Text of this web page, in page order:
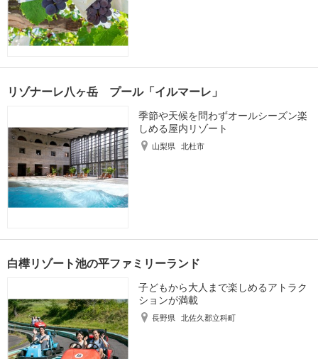
リゾナーレ八ヶ岳 プール「イルマーレ」
季節や天候を問わずオールシーズン楽
しめる屋内リゾート
山梨県 北杜市
白樺リゾート池の平ファミリーランド
子どもから大人まで楽しめるアトラク
ションが満載
長野県 北佐久郡立科町